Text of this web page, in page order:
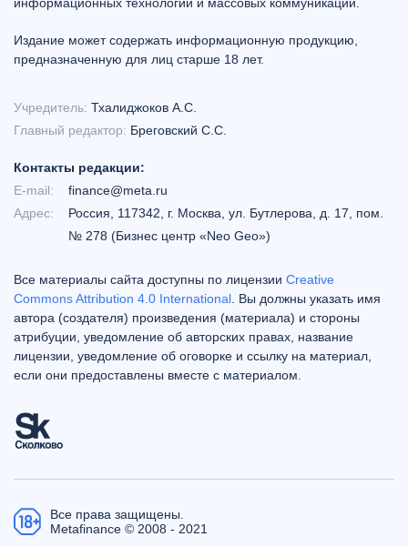
Издание может содержать информационную продукцию,
предназначенную для лиц старше 18 лет.
Учредитель: Тхалиджоков А.С.
Главный редактор: Бреговский С.С.
Контакты редакции:
E-mail:
finance@meta.ru
Адрес:
Россия, 117342, г. Москва, ул. Бутлерова, д. 17, пом.
№ 278 (Бизнес центр «Neo Geo»)
Все материалы сайта доступны по лицензии Creative
Commons Attribution 4.0 International . Вы должны указать имя
автора (создателя) произведения (материала) и стороны
атрибуции, уведомление об авторских правах, название
лицензии, уведомление об оговорке и ссылку на материал,
если они предоставлены вместе с материалом.
Все права защищены.
Metafinance © 2008 - 2021